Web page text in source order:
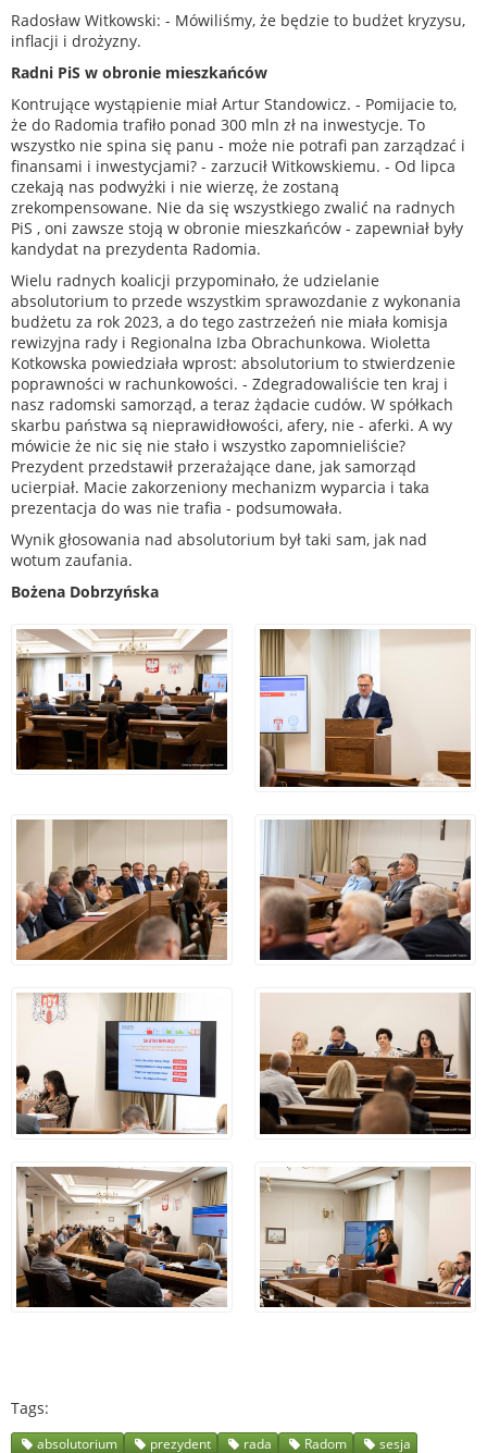
Radosław Witkowski: - Mówiliśmy, że będzie to budżet kryzysu,
inflacji i drożyzny.
Radni PiS w obronie mieszkańców
Kontrujące wystąpienie miał Artur Standowicz. - Pomijacie to,
że do Radomia trafiło ponad 300 mln zł na inwestycje. To
wszystko nie spina się panu - może nie potrafi pan zarządzać i
finansami i inwestycjami? - zarzucił Witkowskiemu. - Od lipca
czekają nas podwyżki i nie wierzę, że zostaną
zrekompensowane. Nie da się wszystkiego zwalić na radnych
PiS , oni zawsze stoją w obronie mieszkańców - zapewniał były
kandydat na prezydenta Radomia.
Wielu radnych koalicji przypominało, że udzielanie
absolutorium to przede wszystkim sprawozdanie z wykonania
budżetu za rok 2023, a do tego zastrzeżeń nie miała komisja
rewizyjna rady i Regionalna Izba Obrachunkowa. Wioletta
Kotkowska powiedziała wprost: absolutorium to stwierdzenie
poprawności w rachunkowości. - Zdegradowaliście ten kraj i
nasz radomski samorząd, a teraz żądacie cudów. W spółkach
skarbu państwa są nieprawidłowości, afery, nie - aferki. A wy
mówicie że nic się nie stało i wszystko zapomnieliście?
Prezydent przedstawił przerażające dane, jak samorząd
ucierpiał. Macie zakorzeniony mechanizm wyparcia i taka
prezentacja do was nie trafia - podsumowała.
Wynik głosowania nad absolutorium był taki sam, jak nad
wotum zaufania.
Bożena Dobrzyńska
Tags
absolutorium prezydent rada Radom
sesja